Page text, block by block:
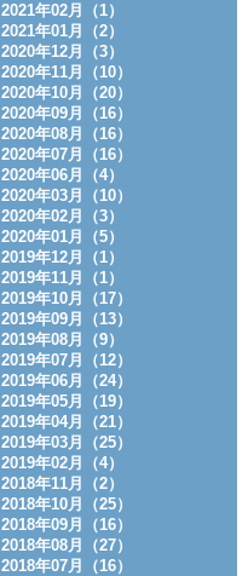
2021年02月（1）
2021年01月（2）
2020年12月（3）
2020年11月（10）
2020年10月（20）
2020年09月（16）
2020年08月（16）
2020年07月（16）
2020年06月（4）
2020年03月（10）
2020年02月（3）
2020年01月（5）
2019年12月（1）
2019年11月（1）
2019年10月（17）
2019年09月（13）
2019年08月（9）
2019年07月（12）
2019年06月（24）
2019年05月（19）
2019年04月（21）
2019年03月（25）
2019年02月（4）
2018年11月（2）
2018年10月（25）
2018年09月（16）
2018年08月（27）
2018年07月（16）